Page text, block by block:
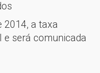
2014, a taxa
e será comunicada